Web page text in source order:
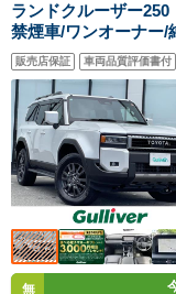
ランドクルーザー
禁煙車/ワンオーナー/
リアゲート/純正フロ
ワーシート/シートヒ
ミラー/ドアバイザー
販売店保証 車両品質評価書付
無